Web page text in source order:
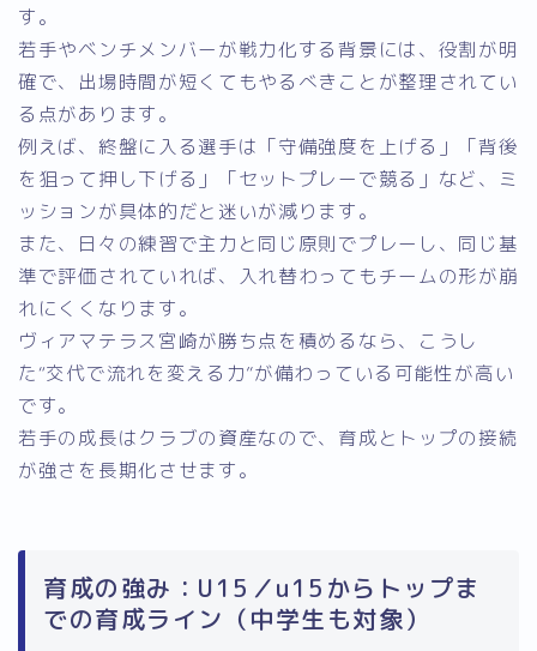
す。
若手やベンチメンバーが戦力化する背景には、役割が明
確で、出場時間が短くてもやるべきことが整理されてい
る点があります。
例えば、終盤に入る選手は「守備強度を上げる」「背後
を狙って押し下げる」「セットプレーで競る」など、ミ
ッションが具体的だと迷いが減ります。
また、日々の練習で主力と同じ原則でプレーし、同じ基
準で評価されていれば、入れ替わってもチームの形が崩
れにくくなります。
ヴィアマテラス宮崎が勝ち点を積めるなら、こうし
た“交代で流れを変える力”が備わっている可能性が高い
です。
若手の成長はクラブの資産なので、育成とトップの接続
が強さを長期化させます。
育成の強み：U15／u15からトップま
での育成ライン（中学生も対象）